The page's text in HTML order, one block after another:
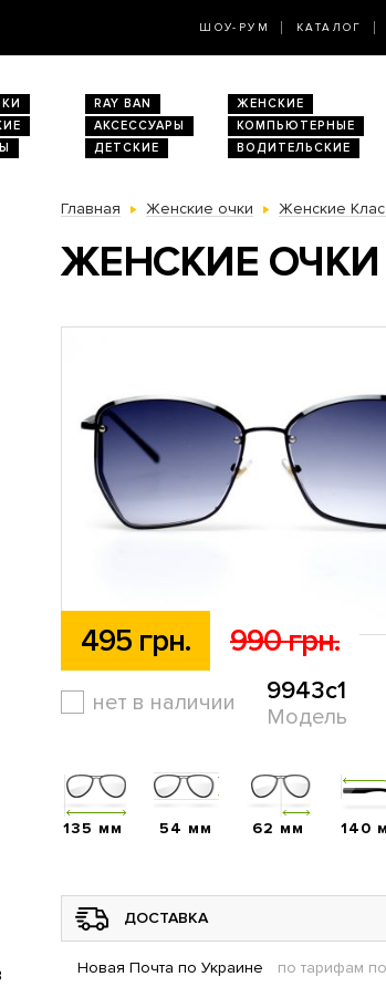
ШОУ-РУМ КАТАЛОГ
RAY BAN
ЖЕНСКИЕ
АКСЕССУАРЫ
КОМПЬЮТЕРНЫЕ
ДЕТСКИЕ ВОДИТЕЛЬСКИЕ
Главная Женские очки Женские
ЖЕНСКИЕ ОЧКИ
495 грн. 990 грн.
нет в наличии 9943c1
Модель
135 мм 54 мм 62 мм 140
ДОСТАВКА
Новая Почта по Украине по тарифам